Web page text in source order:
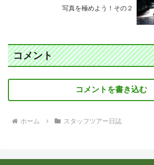
写真を極めよう！その２
コメント
コメントを書き込む
ホーム スタッフツアー日誌